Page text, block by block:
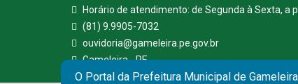
Horário de atendimento: de Segunda à Sexta, a
(81) 9.9905-7032
ouvidoria@gameleira.pe.gov.br
Gameleira - PE
O Portal da Prefeitura Municipal de